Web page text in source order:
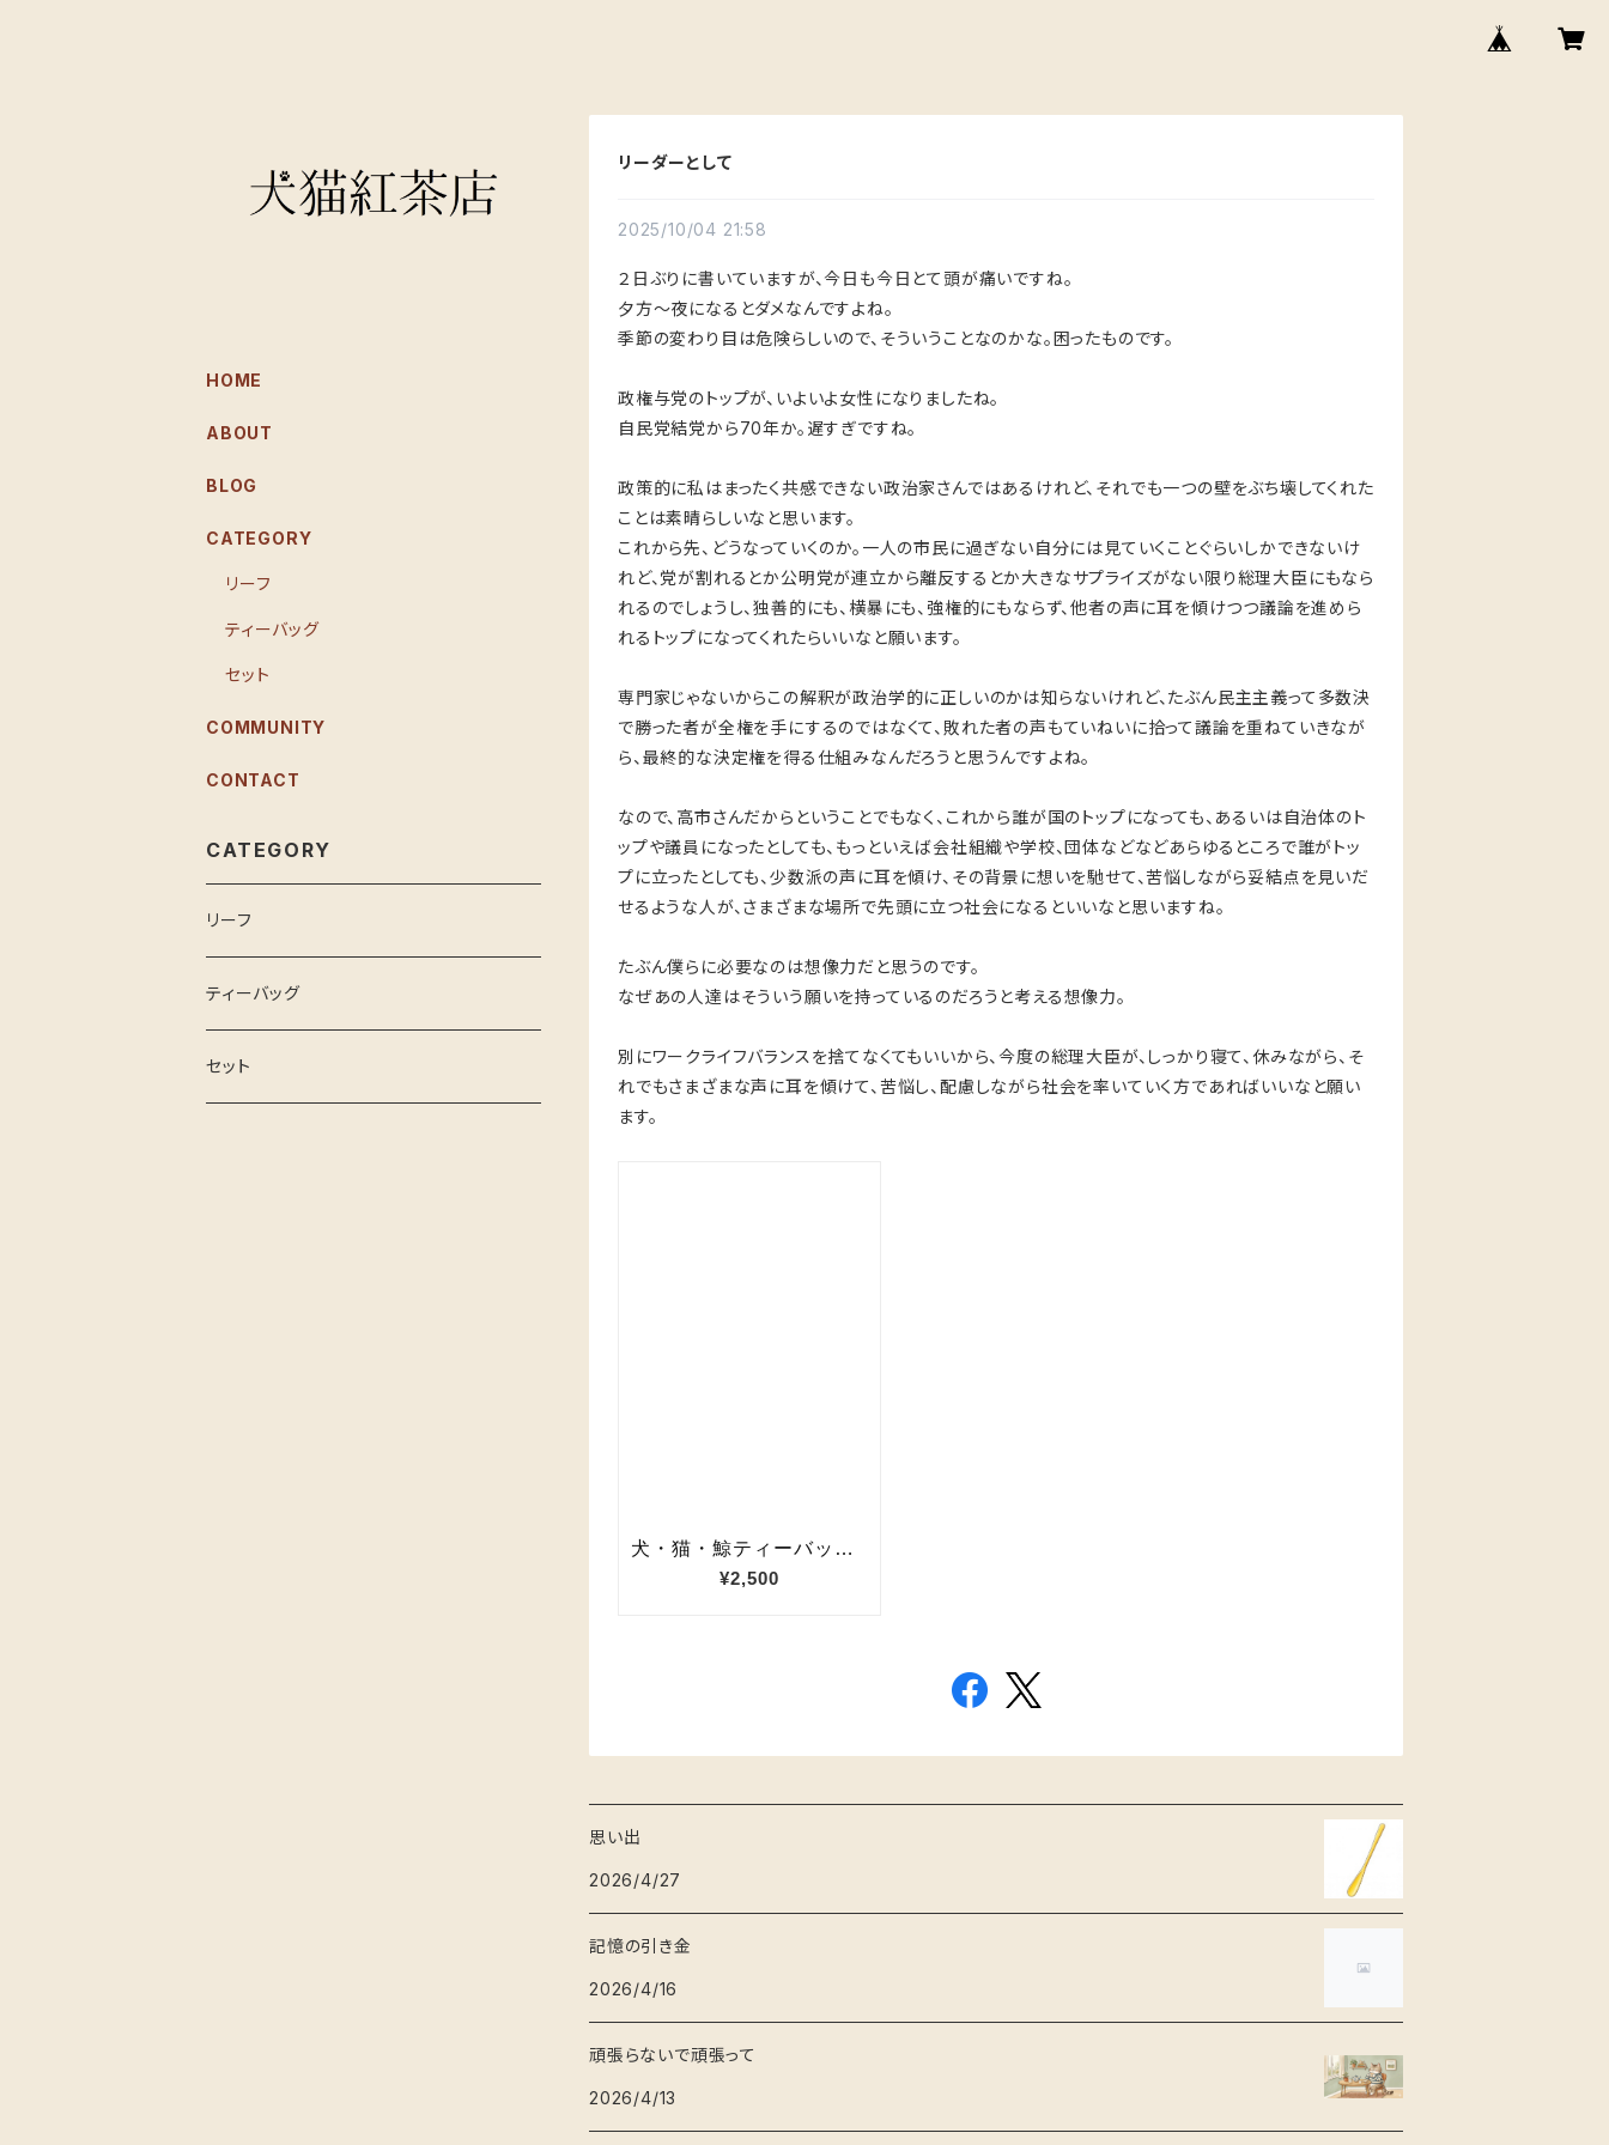
リーダーとして
2025/10/04 21:58
２日ぶりに書いていますが、今日も今日とて頭が痛いですね。
夕方〜夜になるとダメなんですよね。
季節の変わり目は危険らしいので、そういうことなのかな。困ったものです。
政権与党のトップが、いよいよ女性になりましたね。
自民党結党から70年か。遅すぎですね。
政策的に私はまったく共感できない政治家さんではあるけれど、それでも一つの壁をぶち壊してくれた
ことは素晴らしいなと思います。
これから先、どうなっていくのか。一人の市民に過ぎない自分には見ていくことぐらいしかできないけ
れど、党が割れるとか公明党が連立から離反するとか大きなサプライズがない限り総理大臣にもなら
れるのでしょうし、独善的にも、横暴にも、強権的にもならず、他者の声に耳を傾けつつ議論を進めら
れるトップになってくれたらいいなと願います。
専門家じゃないからこの解釈が政治学的に正しいのかは知らないけれど、たぶん民主主義って多数決
で勝った者が全権を手にするのではなくて、敗れた者の声もていねいに拾って議論を重ねていきなが
ら、最終的な決定権を得る仕組みなんだろうと思うんですよね。
なので、高市さんだからということでもなく、これから誰が国のトップになっても、あるいは自治体のト
ップや議員になったとしても、もっといえば会社組織や学校、団体などなどあらゆるところで誰がトッ
プに立ったとしても、少数派の声に耳を傾け、その背景に想いを馳せて、苦悩しながら妥結点を見いだ
せるような人が、さまざまな場所で先頭に立つ社会になるといいなと思いますね。
たぶん僕らに必要なのは想像力だと思うのです。
なぜあの人達はそういう願いを持っているのだろうと考える想像力。
別にワークライフバランスを捨てなくてもいいから、今度の総理大臣が、しっかり寝て、休みながら、そ
れでもさまざまな声に耳を傾けて、苦悩し、配慮しながら社会を率いていく方であればいいなと願い
ます。
思い出
2026/4/27
記憶の引き金
2026/4/16
頑張らないで頑張って
2026/4/13
HOME
ABOUT
BLOG
CATEGORY
リーフ
ティーバッグ
セット
COMMUNITY
CONTACT
CATEGORY
リーフ
ティーバッグ
セット